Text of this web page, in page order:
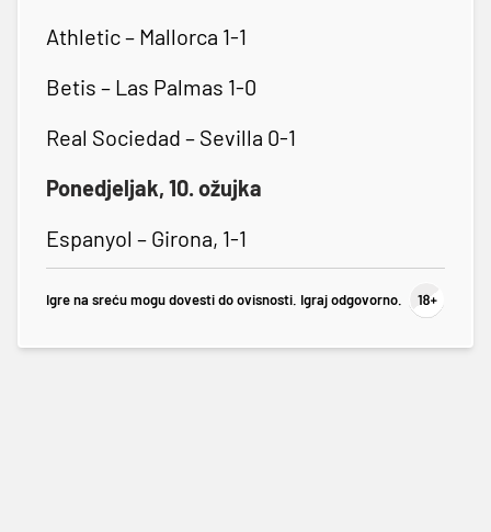
Athletic – Mallorca 1-1
Betis – Las Palmas 1-0
Real Sociedad – Sevilla 0-1
Ponedjeljak, 10. ožujka
Espanyol – Girona, 1-1
Igre na sreću mogu dovesti do ovisnosti. Igraj odgovorno.